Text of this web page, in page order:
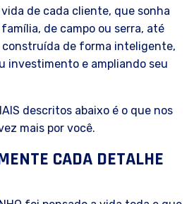
de cada cliente, que sonha
de campo ou serra, até
construída de forma inteligente,
investimento e ampliando seu
descritos abaixo é o que nos
mais por você.
CADA DETALHE